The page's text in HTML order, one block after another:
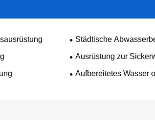
Städtische
Ausrüstung zur
Aufbereitetes Wasser